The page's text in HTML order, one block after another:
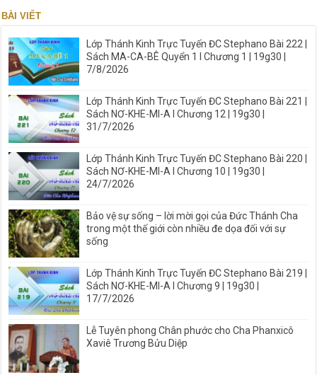
BÀI VIẾT
Lớp Thánh Kinh Trực Tuyến ĐC Stephano Bài 222 |
Sách MA-CA-BÊ Quyển 1 I Chương 1 | 19g30 |
7/8/2026
Lớp Thánh Kinh Trực Tuyến ĐC Stephano Bài 221 |
Sách NƠ-KHE-MI-A I Chương 12 | 19g30 |
31/7/2026
Lớp Thánh Kinh Trực Tuyến ĐC Stephano Bài 220 |
Sách NƠ-KHE-MI-A I Chương 10 | 19g30 |
24/7/2026
Bảo vệ sự sống – lời mời gọi của Đức Thánh Cha
trong một thế giới còn nhiều đe dọa đối với sự
sống
Lớp Thánh Kinh Trực Tuyến ĐC Stephano Bài 219 |
Sách NƠ-KHE-MI-A I Chương 9 | 19g30 |
17/7/2026
Lễ Tuyên phong Chân phước cho Cha Phanxicô
Xaviê Trương Bửu Diệp